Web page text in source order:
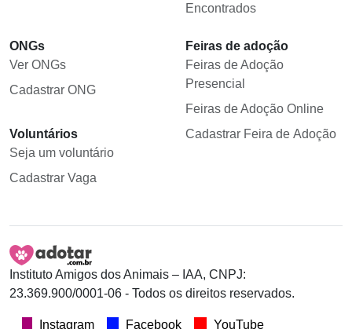
Encontrados
ONGs
Ver ONGs
Cadastrar ONG
Voluntários
Seja um voluntário
Cadastrar Vaga
Feiras de adoção
Feiras de Adoção
Presencial
Feiras de Adoção Online
Cadastrar Feira de Adoção
Instituto Amigos dos Animais – IAA, CNPJ:
23.369.900/0001-06 - Todos os direitos reservados.
Instagram Facebook YouTube